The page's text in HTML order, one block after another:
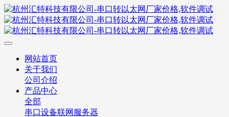
网站首页
关于我们
公司介绍
产品中心
全部
串口设备联网服务器